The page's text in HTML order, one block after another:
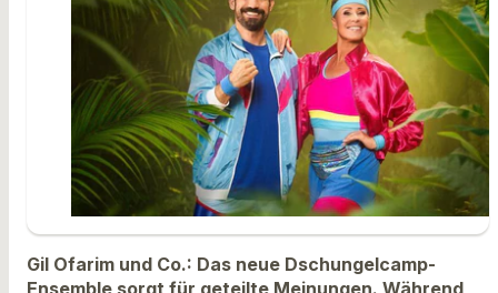
Gil Ofarim und Co.: Das neue Dschungelcamp-
Ensemble sorgt für geteilte Meinungen. Während